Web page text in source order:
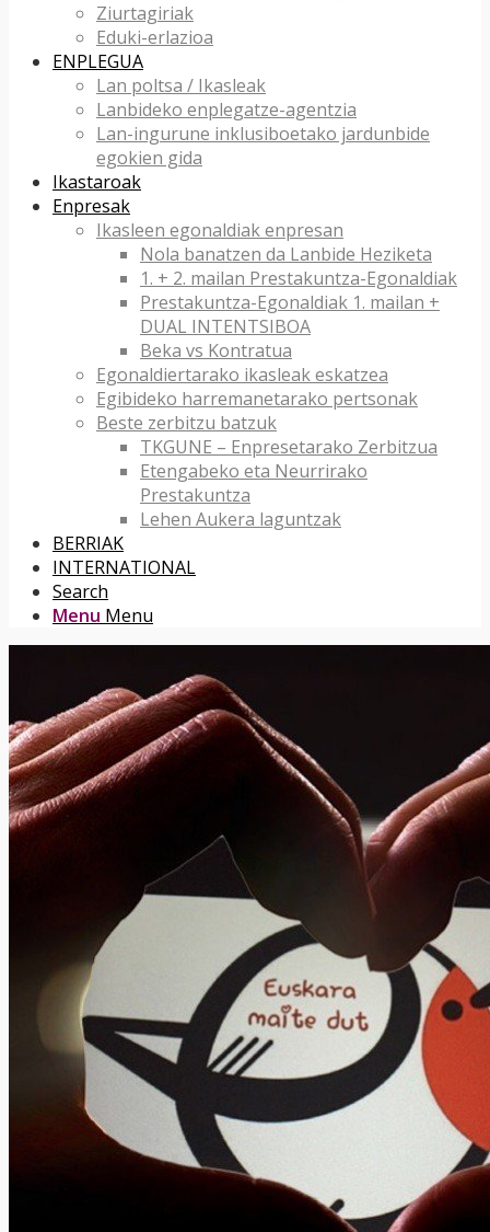
Ziurtagiriak
Eduki-erlazioa
ENPLEGUA
Lan poltsa / Ikasleak
Lanbideko enplegatze-agentzia
Lan-ingurune inklusiboetako jardunbide
egokien gida
Ikastaroak
Enpresak
Ikasleen egonaldiak enpresan
Nola banatzen da Lanbide Heziketa
1. + 2. mailan Prestakuntza-Egonaldiak
Prestakuntza-Egonaldiak 1. mailan +
DUAL INTENTSIBOA
Beka vs Kontratua
Egonaldiertarako ikasleak eskatzea
Egibideko harremanetarako pertsonak
Beste zerbitzu batzuk
TKGUNE – Enpresetarako Zerbitzua
Etengabeko eta Neurrirako
Prestakuntza
Lehen Aukera laguntzak
BERRIAK
INTERNATIONAL
Search
Menu Menu